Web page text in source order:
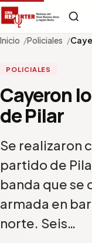
Inicio Policiales
POLICIALES
Cayeron
de Pilar
Se realizaron
partido de
banda que se
armada en
norte. Seis…